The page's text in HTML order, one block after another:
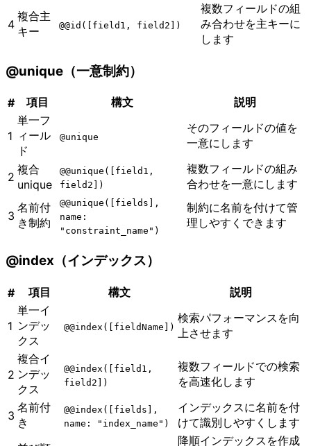
4
複合主
キー
@@id([field1, field2])
複数フィールドの組
み合わせを主キーに
します
@unique（一意制約）
# 項目 構文 説明
1
単一フ
ィール
ド
@unique
そのフィールドの値を
一意にします
2
複合
unique
@@unique([field1,
field2])
複数フィールドの組み
合わせを一意にします
3
名前付
き制約
@@unique([fields],
name:
"constraint_name")
制約に名前を付けて管
理しやすくできます
@index（インデックス）
# 項目 構文 説明
1
単一イ
ンデッ
クス
@@index([fieldName])
検索パフォーマンスを向
上させます
2
複合イ
ンデッ
クス
@@index([field1,
field2])
複数フィールドでの検索
を高速化します
3
名前付
き
@@index([fields],
name: "index_name")
インデックスに名前を付
けて識別しやすくします
降順インデックスを作成